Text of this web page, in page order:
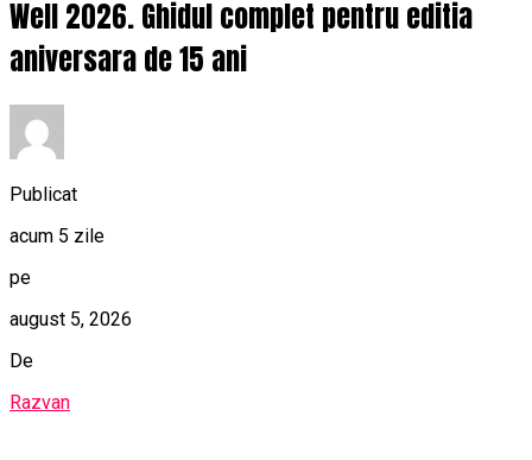
Well 2026. Ghidul complet pentru editia
aniversara de 15 ani
Publicat
acum 5 zile
pe
august 5, 2026
De
Razvan